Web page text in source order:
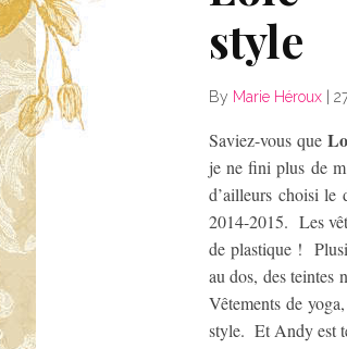
style
By Marie Héroux
Saviez-vous que
je ne fini plus de
d’ailleurs choisi le
2014-2015. Les
de plastique !
au dos, des teintes
Vêtements de
style. Et Andy est